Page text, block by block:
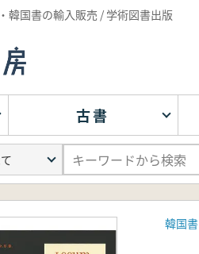
韓国書の輸入販売 / 学術図書出版
古書
韓国書